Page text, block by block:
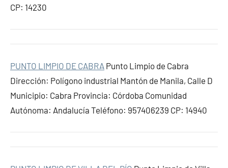
CP: 14230
PUNTO LIMPIO DE CABRA Punto Limpio de Cabra
Dirección: Polígono industrial Mantón de Manila, Calle D
Municipio: Cabra Provincia: Córdoba Comunidad
Autónoma: Andalucía Teléfono: 957406239 CP: 14940